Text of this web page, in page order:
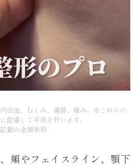
出血、むくみ、傷跡、痛み。※これらの
配慮して手術を行います。
載の金額参照
頬やフェイスライン、顎下